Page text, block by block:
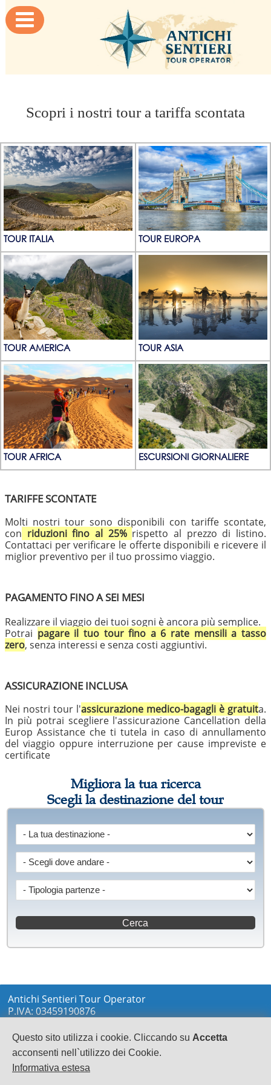
Questo sito utilizza i cookie. Cliccando su Accetta
acconsenti nell`utilizzo dei Cookie.
Informativa estesa

Scopri i nostri tour a tariffa scontata
TOUR ITALIA TOUR EUROPA
TOUR AMERICA TOUR ASIA
TOUR AFRICA ESCURSIONI GIORNALIERE
TARIFFE SCONTATE
Molti nostri tour sono disponibili con tariffe scontate,
con riduzioni fino al 25% rispetto al prezzo di listino.
Contattaci per verificare le offerte disponibili e ricevere il
miglior preventivo per il tuo prossimo viaggio.
PAGAMENTO FINO A SEI MESI
Realizzare il viaggio dei tuoi sogni è ancora più semplice.
Potrai pagare il tuo tour fino a 6 rate mensili a tasso
zero, senza interessi e senza costi aggiuntivi.
ASSICURAZIONE INCLUSA
Nei nostri tour l'assicurazione medico-bagagli è gratuita.
In più potrai scegliere l'assicurazione Cancellation della
Europ Assistance che ti tutela in caso di annullamento
del viaggio oppure interruzione per cause impreviste e
certificate
Migliora la tua ricerca
Scegli la destinazione del tour
Antichi Sentieri Tour Operator
P.IVA: 03459190876
LOCRI
0964233148
info@antichisentieri.it